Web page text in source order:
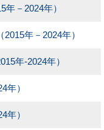
年－2024年）
年－2024年）
年-2024年）
年）
年）